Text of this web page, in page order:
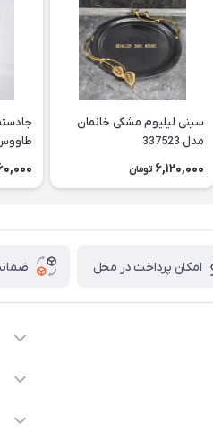
سینی لیلیوم مشکی خانمان
مدل 337523
6,120,000 تومان
امکان پرداخت در محل